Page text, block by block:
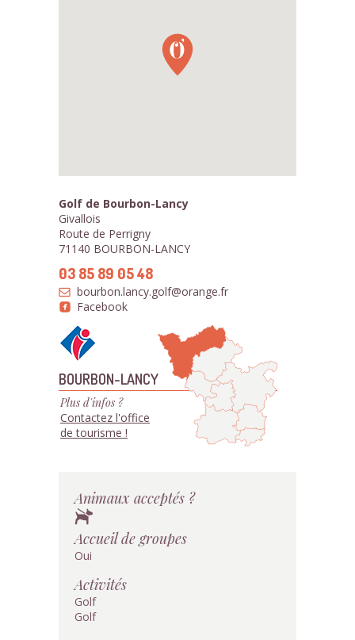
Golf de Bourbon-Lancy
Givallois
Route de Perrigny
71140 BOURBON-LANCY
03 85 89 05 48
bourbon.lancy.golf@orange.fr
Facebook
BOURBON-LANCY
Plus d'infos ?
Contactez l'office
de tourisme !
Animaux acceptés ?
Accueil de groupes
Oui
Activités
Golf
Golf